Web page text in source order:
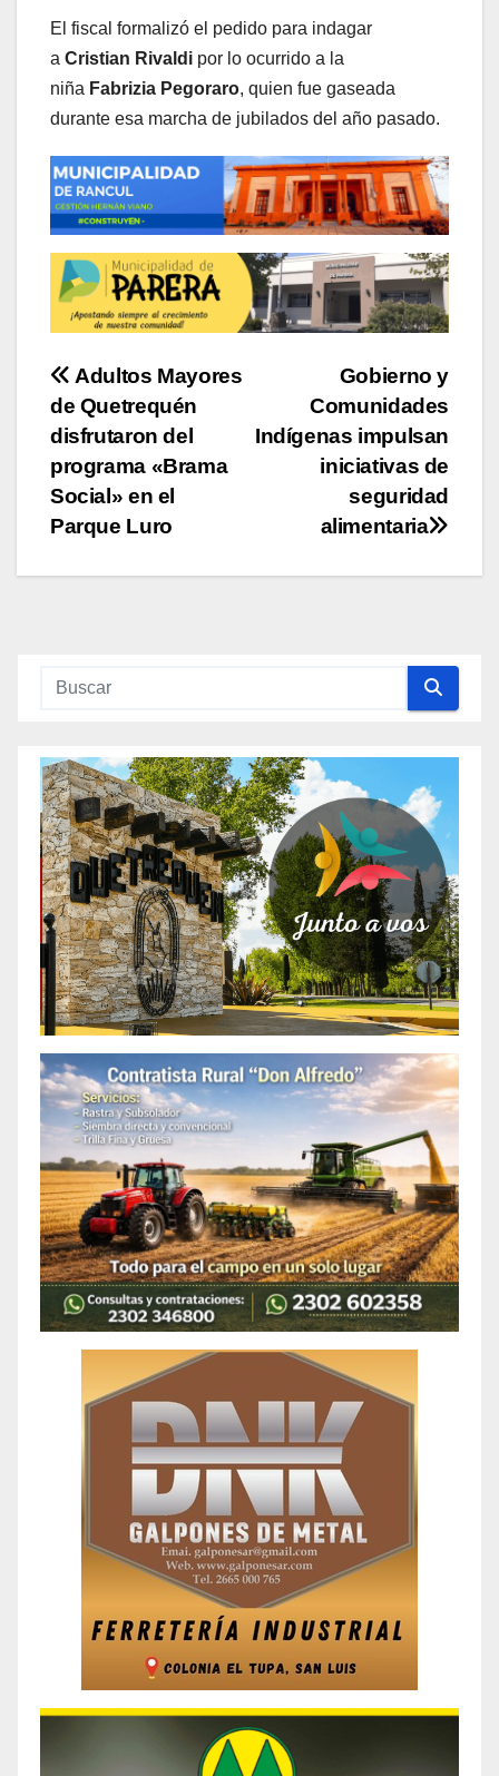
El fiscal formalizó el pedido para indagar
a Cristian Rivaldi por lo ocurrido a la
niña Fabrizia Pegoraro, quien fue gaseada
durante esa marcha de jubilados del año pasado.
Navegación
de
entradas
Gobierno y
Comunidades
Indígenas impulsan
iniciativas de
seguridad
alimentaria
Adultos Mayores
de Quetrequén
disfrutaron del
programa «Brama
Social» en el
Parque Luro